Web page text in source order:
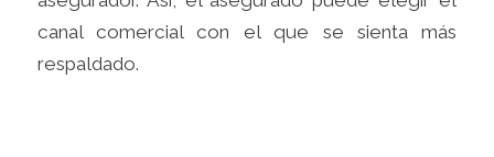
canal comercial con el que se sienta más
respaldado.